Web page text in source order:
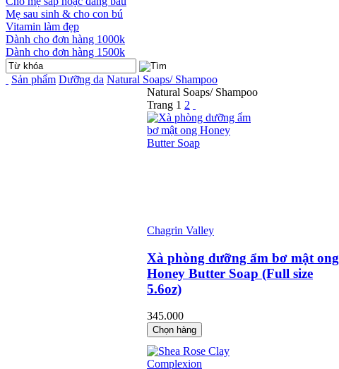
Mẹ sau sinh & cho con bú
Vitamin làm đẹp
Dành cho đơn hàng 1000k
Dành cho đơn hàng 1500k
Sản phẩm Dưỡng da Natural Soaps/ Shampoo
Natural Soaps/ Shampoo
Trang 1 2
Chagrin Valley
Xà phòng dưỡng ẩm bơ mật ong
Honey Butter Soap (Full size
5.6oz)
345.000
Chọn hàng